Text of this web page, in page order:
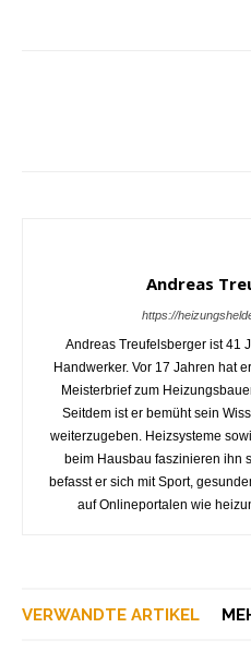
Andreas
https://
Andreas Treufelsberger ist 41
Handwerker. Vor 17 Jahren hat
Meisterbrief zum
Seitdem ist er bemüht sein
weiterzugeben. Heizsysteme
beim Hausbau faszinieren ihn
befasst er sich mit Sport,
auf Onlineportalen wie
VERWANDTE ARTIKEL